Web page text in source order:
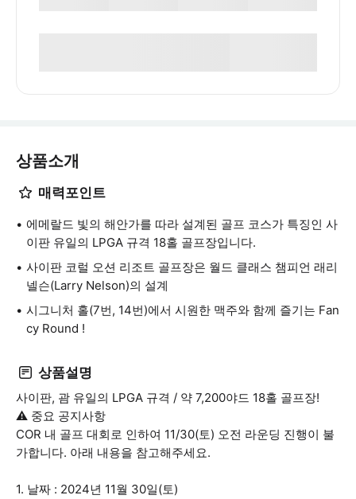
상품소개
매력포인트
에메랄드 빛의 해안가를 따라 설계된 골프 코스가 특징인 사
이판 유일의 LPGA 규격 18홀 골프장입니다.
사이판 코럴 오션 리조트 골프장은 월드 클래스 챔피언 래리
넬슨(Larry Nelson)의 설계
시그니처 홀(7번, 14번)에서 시원한 맥주와 함께 즐기는 Fan
cy Round !
상품설명
사이판, 괌 유일의 LPGA 규격 / 약 7,200야드 18홀 골프장!
⚠️ 중요 공지사항
COR 내 골프 대회로 인하여 11/30(토) 오전 라운딩 진행이 불
가합니다. 아래 내용을 참고해주세요.
1. 날짜 : 2024년 11월 30일(토)